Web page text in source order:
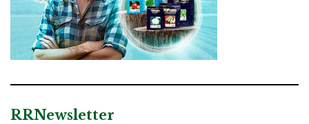
RRNewsletter